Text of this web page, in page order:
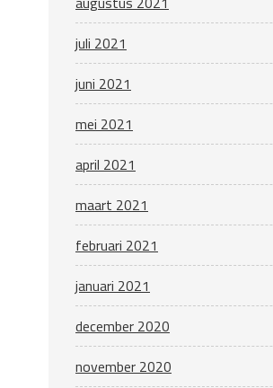
juli 2021
juni 2021
mei 2021
april 2021
maart 2021
februari 2021
januari 2021
december 2020
november 2020